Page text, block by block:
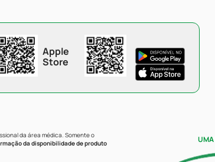
Apple
Store
da área médica. Somente o
da disponibilidade de produto